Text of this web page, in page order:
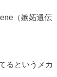
（嫉妬遺伝
るというメカ